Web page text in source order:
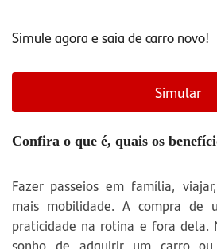
Confira o que é, quais os
Fazer passeios em família,
mais mobilidade. A compra de
praticidade na rotina e fora dela.
sonho de adquirir um carro
Simular
Simule agora e saia de carro novo!